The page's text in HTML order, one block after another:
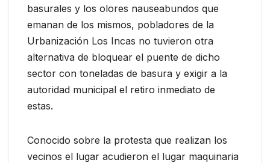
basurales y los olores nauseabundos que
emanan de los mismos, pobladores de la
Urbanización Los Incas no tuvieron otra
alternativa de bloquear el puente de dicho
sector con toneladas de basura y exigir a la
autoridad municipal el retiro inmediato de
estas.
Conocido sobre la protesta que realizan los
vecinos el lugar acudieron el lugar maquinaria